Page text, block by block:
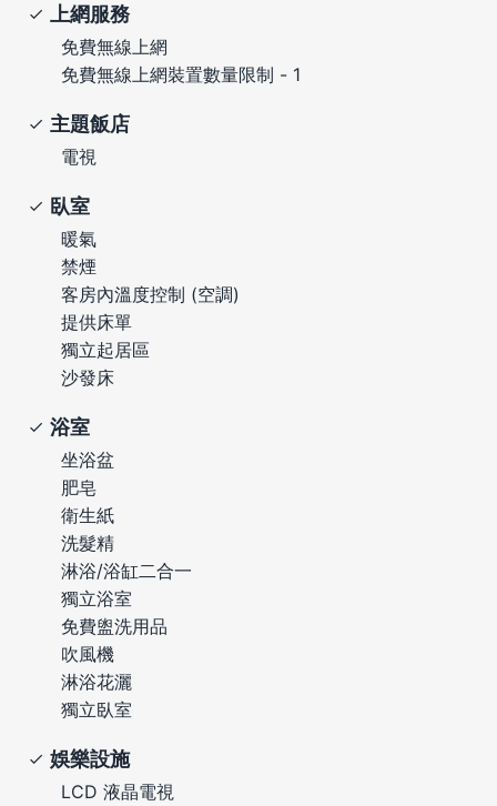
上網服務
免費無線上網
免費無線上網裝置數量限制 - 1
主題飯店
電視
臥室
暖氣
禁煙
客房內溫度控制 (空調)
提供床單
獨立起居區
沙發床
浴室
坐浴盆
肥皂
衛生紙
洗髮精
淋浴/浴缸二合一
獨立浴室
免費盥洗用品
吹風機
淋浴花灑
獨立臥室
娛樂設施
LCD 液晶電視